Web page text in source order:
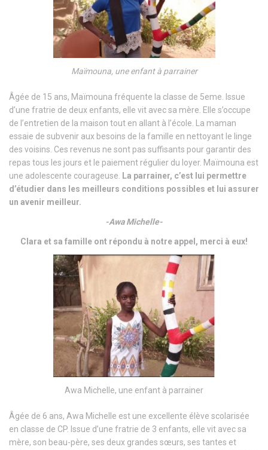
Maïmouna, une enfant à parrainer
Âgée de 15 ans, Maïmouna fréquente la classe de 5eme. Issue
d’une fratrie de deux enfants, elle vit avec sa mère. Elle s’occupe
de l’entretien de la maison tout en allant à l’école. La maman
essaie de subvenir aux besoins de la famille en nettoyant le linge
des voisins. Ces revenus ne sont pas suffisants pour garantir des
repas tous les jours et le paiement régulier du loyer. Maïmouna est
une adolescente courageuse.
La parrainer, c’est lui permettre
d’étudier dans les meilleurs conditions possibles et lui assurer
un avenir meilleur.
-Awa Michelle-
Clara et sa famille ont répondu à notre appel, merci à eux!
Awa Michelle, une enfant à parrainer
Âgée de 6 ans, Awa Michelle est une excellente élève scolarisée
en classe de CP. Issue d’une fratrie de 3 enfants, elle vit avec sa
mère, son beau-père, ses deux grandes sœurs, ses tantes et